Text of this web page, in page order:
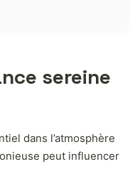
sereine
dans l’atmosphère
peut influencer